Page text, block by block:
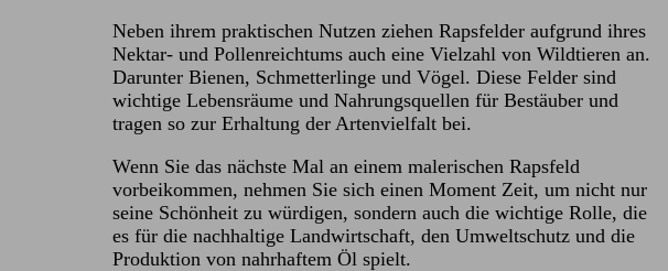
Neben ihrem praktischen Nutzen ziehen Rapsfelder aufgrund ihres
Nektar- und Pollenreichtums auch eine Vielzahl von Wildtieren an.
Darunter Bienen, Schmetterlinge und Vögel. Diese Felder sind
wichtige Lebensräume und Nahrungsquellen für Bestäuber und
tragen so zur Erhaltung der Artenvielfalt bei.
Wenn Sie das nächste Mal an einem malerischen Rapsfeld
vorbeikommen, nehmen Sie sich einen Moment Zeit, um nicht nur
seine Schönheit zu würdigen, sondern auch die wichtige Rolle, die
es für die nachhaltige Landwirtschaft, den Umweltschutz und die
Produktion von nahrhaftem Öl spielt.